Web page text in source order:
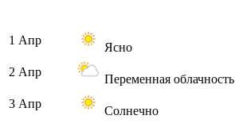
1 Апр
Ясно
2 Апр
Переменная облачность
3 Апр
Солнечно